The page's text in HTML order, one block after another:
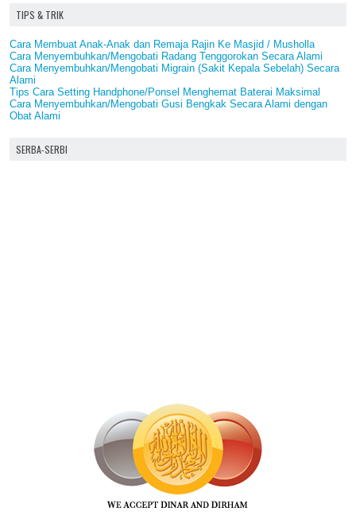
TIPS & TRIK
Cara Membuat Anak-Anak dan Remaja Rajin Ke Masjid / Musholla
Cara Menyembuhkan/Mengobati Radang Tenggorokan Secara Alami
Cara Menyembuhkan/Mengobati Migrain (Sakit Kepala Sebelah) Secara
Alami
Tips Cara Setting Handphone/Ponsel Menghemat Baterai Maksimal
Cara Menyembuhkan/Mengobati Gusi Bengkak Secara Alami dengan
Obat Alami
SERBA-SERBI